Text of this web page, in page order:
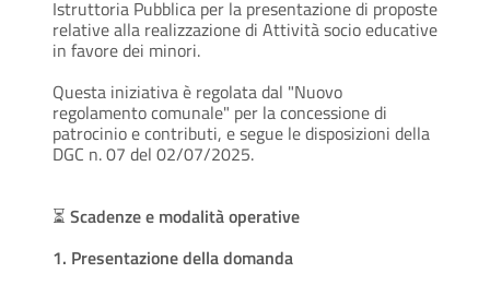
Istruttoria Pubblica per la presentazione di proposte
relative alla realizzazione di Attività socio educative
in favore dei minori.
Questa iniziativa è regolata dal "Nuovo
regolamento comunale" per la concessione di
patrocinio e contributi, e segue le disposizioni della
DGC n. 07 del 02/07/2025.
⏳ Scadenze e modalità operative
1. Presentazione della domanda